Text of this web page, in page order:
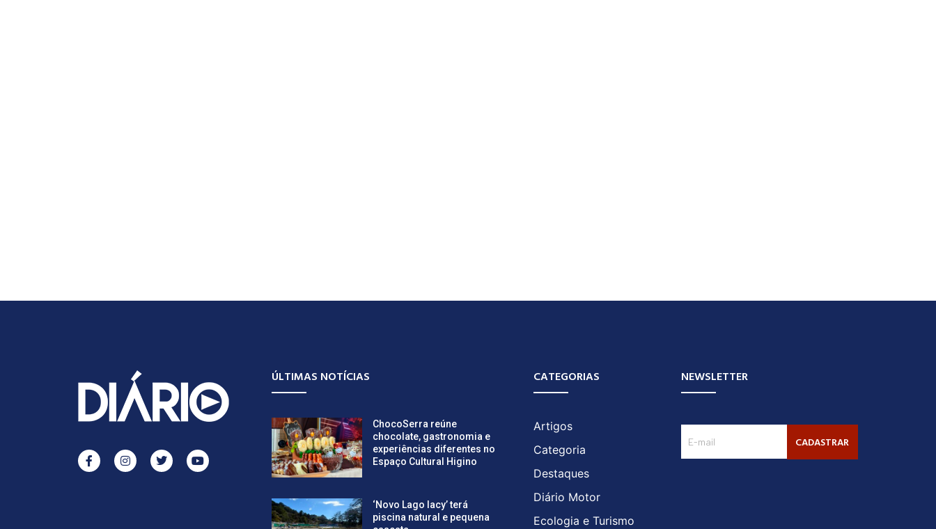
ÚLTIMAS NOTÍCIAS
ChocoSerra reúne
chocolate, gastronomia e
experiências diferentes no
Espaço Cultural Higino
‘Novo Lago Iacy’ terá
piscina natural e pequena
CATEGORIAS
Artigos
Categoria
Destaques
Diário Motor
Ecologia e Turismo
NEWSLETTER
CADASTRAR